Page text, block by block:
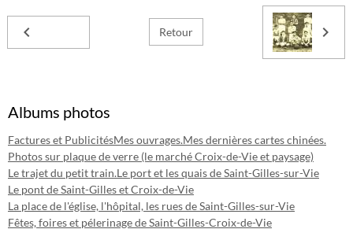
Retour
Albums photos
Factures et PublicitésMes ouvrages.Mes dernières cartes chinées.
Photos sur plaque de verre (le marché Croix-de-Vie et paysage)
Le trajet du petit train.Le port et les quais de Saint-Gilles-sur-Vie
Le pont de Saint-Gilles et Croix-de-Vie
La place de l'église, l'hôpital, les rues de Saint-Gilles-sur-Vie
Fêtes, foires et pélerinage de Saint-Gilles-Croix-de-Vie